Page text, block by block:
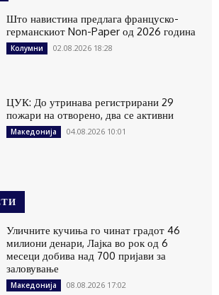
Што навистина предлага француско-
германскиот Non-Paper од 2026 година
Колумни 02.08.2026 18:28
ЦУК: До утринава регистрирани 29
пожари на отворено, два се активни
Македонија 04.08.2026 10:01
Уличните кучиња го чинат градот 46
милиони денари, Лајка во рок од 6
месеци добива над 700 пријави за
заловување
Македонија 08.08.2026 17:02